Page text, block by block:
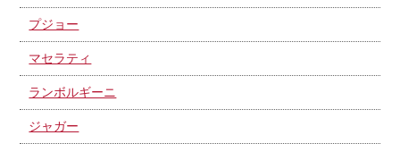
プジョー
マセラティ
ランボルギーニ
ジャガー